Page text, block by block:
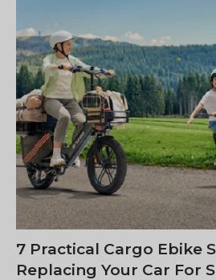
7 Practical Cargo Ebike
Replacing Your Car For